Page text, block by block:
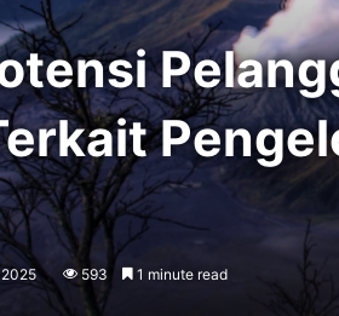
593 1 minute read